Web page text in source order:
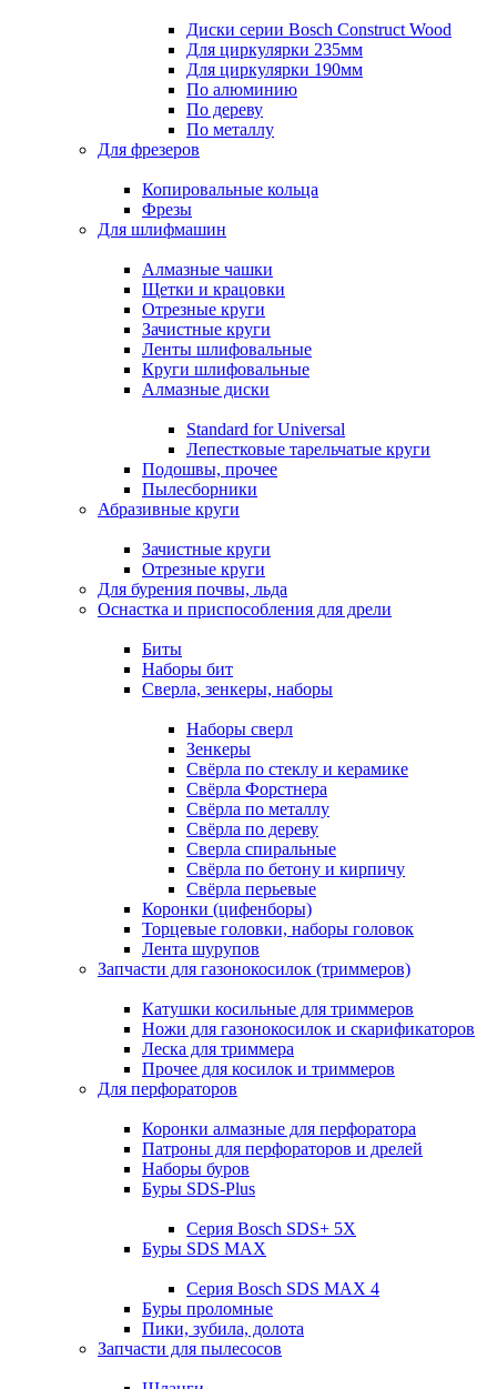
Диски серии Bosch Construct Wood
Для циркулярки 235мм
Для циркулярки 190мм
По алюминию
По дереву
По металлу
Для фрезеров
Копировальные кольца
Фрезы
Для шлифмашин
Алмазные чашки
Щетки и крацовки
Отрезные круги
Зачистные круги
Ленты шлифовальные
Круги шлифовальные
Алмазные диски
Standard for Universal
Лепестковые тарельчатые круги
Подошвы, прочее
Пылесборники
Абразивные круги
Зачистные круги
Отрезные круги
Для бурения почвы, льда
Оснастка и приспособления для дрели
Биты
Наборы бит
Сверла, зенкеры, наборы
Наборы сверл
Зенкеры
Свёрла по стеклу и керамике
Свёрла Форстнера
Свёрла по металлу
Свёрла по дереву
Сверла спиральные
Свёрла по бетону и кирпичу
Свёрла перьевые
Коронки (цифенборы)
Торцевые головки, наборы головок
Лента шурупов
Запчасти для газонокосилок (триммеров)
Катушки косильные для триммеров
Ножи для газонокосилок и скарификаторов
Леска для триммера
Прочее для косилок и триммеров
Для перфораторов
Коронки алмазные для перфоратора
Патроны для перфораторов и дрелей
Наборы буров
Буры SDS-Plus
Серия Bosch SDS+ 5X
Буры SDS MAX
Серия Bosch SDS MAX 4
Буры проломные
Пики, зубила, долота
Запчасти для пылесосов